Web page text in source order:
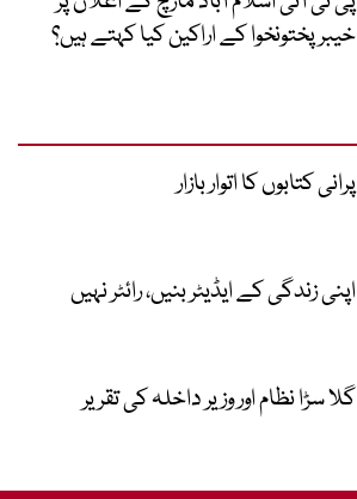
خیبر پختونخوا کے اراکین کیا کہتے ہیں؟
پرانی کتابوں کا اتوار بازار
اپنی زندگی کے ایڈیٹر بنیں، رائٹر نہیں
گلا سڑا نظام اور وزیر داخلہ کی تقریر